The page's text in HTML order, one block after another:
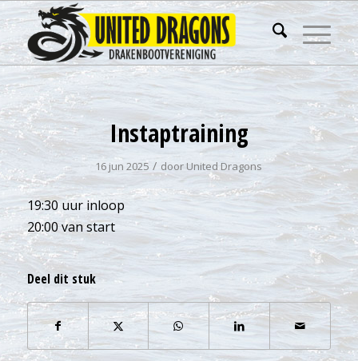
Instaptraining
16 jun 2025 / doorUnited Dragons
19:30 uur inloop
20:00 van start
Deel dit stuk